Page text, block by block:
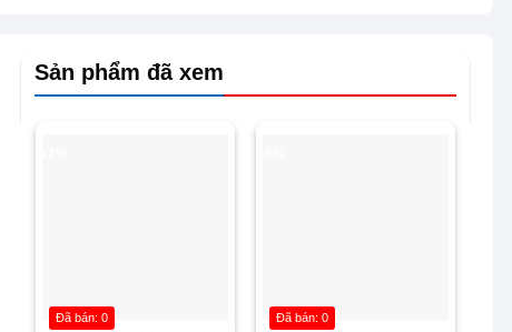
Sản phẩm đã xem
Đã bán: 0 Đã bán: 0